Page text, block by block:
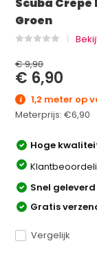
Groen
€ 9,90
€ 6,90
1,2 meter op
Meterprijs:€6,90
Hoge
Snel geleverd
Gratis
Vergelijk